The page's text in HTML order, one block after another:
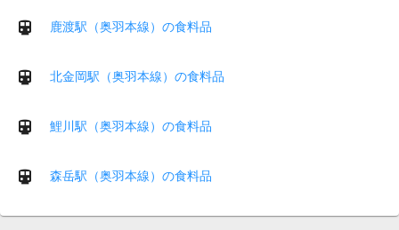
鹿渡駅（奥羽本線）の食料品
北金岡駅（奥羽本線）の食料品
鯉川駅（奥羽本線）の食料品
森岳駅（奥羽本線）の食料品